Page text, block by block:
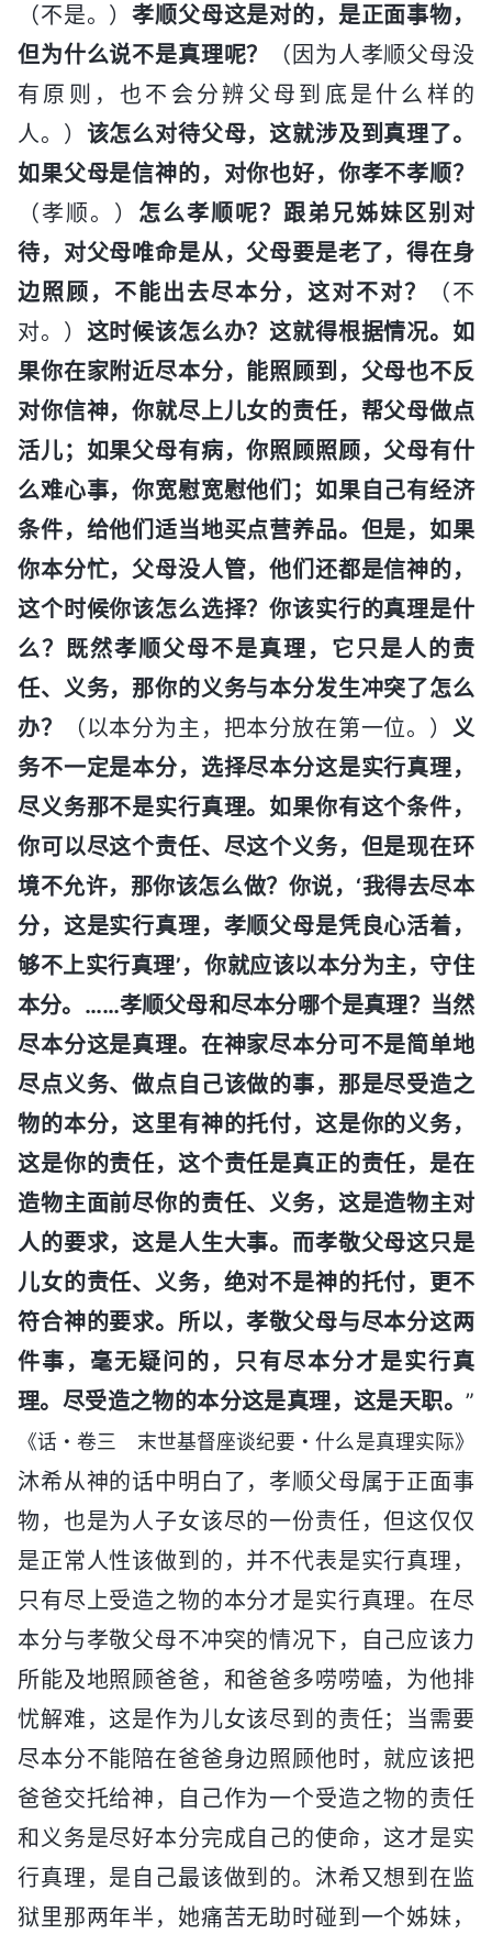
（不是。）孝顺父母这是对的，是正面事物，
但为什么说不是真理呢？
（因为人孝顺父母没
有原则，也不会分辨父母到底是什么样的
人。） 该怎么对待父母，这就涉及到真理了。
如果父母是信神的，对你也好，你孝不孝顺？
（孝顺。） 怎么孝顺呢？跟弟兄姊妹区别对
待，对父母唯命是从，父母要是老了，得在身
边照顾，不能出去尽本分，这对不对？
（不
对。） 这时候该怎么办？这就得根据情况。如
果你在家附近尽本分，能照顾到，父母也不反
对你信神，你就尽上儿女的责任，帮父母做点
活儿；如果父母有病，你照顾照顾，父母有什
么难心事，你宽慰宽慰他们；如果自己有经济
条件，给他们适当地买点营养品。但是，如果
你本分忙，父母没人管，他们还都是信神的，
这个时候你该怎么选择？你该实行的真理是什
么？既然孝顺父母不是真理，它只是人的责
任、义务，那你的义务与本分发生冲突了怎么
办？
（以本分为主，把本分放在第一位。） 义
务不一定是本分，选择尽本分这是实行真理，
尽义务那不是实行真理。如果你有这个条件，
你可以尽这个责任、尽这个义务，但是现在环
境不允许，那你该怎么做？你说，‘我得去尽本
分，这是实行真理，孝顺父母是凭良心活着，
够不上实行真理’，你就应该以本分为主，守住
本分。……孝顺父母和尽本分哪个是真理？当然
尽本分这是真理。在神家尽本分可不是简单地
尽点义务、做点自己该做的事，那是尽受造之
物的本分，这里有神的托付，这是你的义务，
这是你的责任，这个责任是真正的责任，是在
造物主面前尽你的责任、义务，这是造物主对
人的要求，这是人生大事。而孝敬父母这只是
儿女的责任、义务，绝对不是神的托付，更不
符合神的要求。所以，孝敬父母与尽本分这两
件事，毫无疑问的，只有尽本分才是实行真
理。尽受造之物的本分这是真理，这是天职。 ”
《话・卷三 末世基督座谈纪要・什么是真理实际》
沐希从神的话中明白了，孝顺父母属于正面事
物，也是为人子女该尽的一份责任，但这仅仅
是正常人性该做到的，并不代表是实行真理，
只有尽上受造之物的本分才是实行真理。在尽
本分与孝敬父母不冲突的情况下，自己应该力
所能及地照顾爸爸，和爸爸多唠唠嗑，为他排
忧解难，这是作为儿女该尽到的责任；当需要
尽本分不能陪在爸爸身边照顾他时，就应该把
爸爸交托给神，自己作为一个受造之物的责任
和义务是尽好本分完成自己的使命，这才是实
行真理，是自己最该做到的。沐希又想到在监
狱里那两年半，她痛苦无助时碰到一个姊妹，